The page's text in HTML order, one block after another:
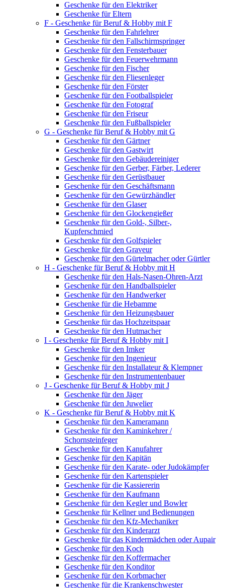
Geschenke für den Elektriker
Geschenke für Eltern
F - Geschenke für Beruf & Hobby mit F
Geschenke für den Fahrlehrer
Geschenke für den Fallschirmspringer
Geschenke für den Fensterbauer
Geschenke für den Feuerwehrmann
Geschenke für den Fischer
Geschenke für den Fliesenleger
Geschenke für den Förster
Geschenke für den Footballspieler
Geschenke für den Fotograf
Geschenke für den Friseur
Geschenke für den Fußballspieler
G - Geschenke für Beruf & Hobby mit G
Geschenke für den Gärtner
Geschenke für den Gastwirt
Geschenke für den Gebäudereiniger
Geschenke für den Gerber, Färber, Lederer
Geschenke für den Gerüstbauer
Geschenke für den Geschäftsmann
Geschenke für den Gewürzhändler
Geschenke für den Glaser
Geschenke für den Glockengießer
Geschenke für den Gold-, Silber-,
Kupferschmied
Geschenke für den Golfspieler
Geschenke für den Graveur
Geschenke für den Gürtelmacher oder Gürtler
H - Geschenke für Beruf & Hobby mit H
Geschenke für den Hals-Nasen-Ohren-Arzt
Geschenke für den Handballspieler
Geschenke für den Handwerker
Geschenke für die Hebamme
Geschenke für den Heizungsbauer
Geschenke für das Hochzeitspaar
Geschenke für den Hutmacher
I - Geschenke für Beruf & Hobby mit I
Geschenke für den Imker
Geschenke für den Ingenieur
Geschenke für den Installateur & Klempner
Geschenke für den Instrumentenbauer
J - Geschenke für Beruf & Hobby mit J
Geschenke für den Jäger
Geschenke für den Juwelier
K - Geschenke für Beruf & Hobby mit K
Geschenke für den Kameramann
Geschenke für den Kaminkehrer /
Schornsteinfeger
Geschenke für den Kanufahrer
Geschenke für den Kapitän
Geschenke für den Karate- oder Judokämpfer
Geschenke für den Kartenspieler
Geschenke für die Kassiererin
Geschenke für den Kaufmann
Geschenke für den Kegler und Bowler
Geschenke für Kellner und Bedienungen
Geschenke für den Kfz-Mechaniker
Geschenke für den Kinderarzt
Geschenke für das Kindermädchen oder Aupair
Geschenke für den Koch
Geschenke für den Koffermacher
Geschenke für den Konditor
Geschenke für den Korbmacher
Geschenke für die Krankenschwester